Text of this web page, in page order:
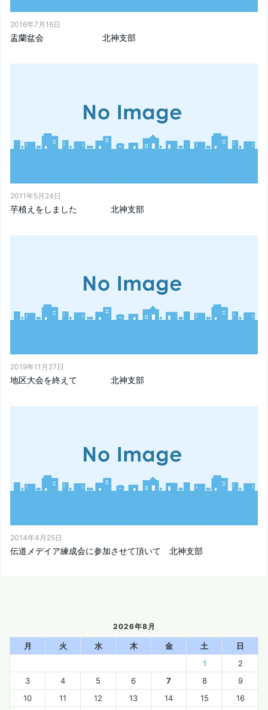
2016年7月16日
盂蘭盆会 北神支部
2011年5月24日
芋植えをしました 北神支部
2019年11月27日
地区大会を終えて 北神支部
2014年4月25日
伝道メデイア練成会に参加させて頂いて 北神支部
2026年8月
月 火 水 木 金 土
日
1
2
3
4 5 6 7 8
9
10
11 12 13 14 15
16